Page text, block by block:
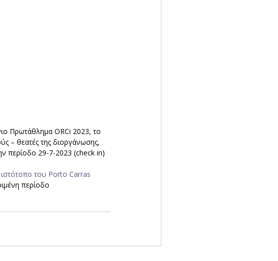
Πρωτάθλημα ORCi 2023, το
– θεατές της διοργάνωσης,
περίοδο 29-7-2023 (check in)
ιστότοπο του Porto Carras
περίοδο